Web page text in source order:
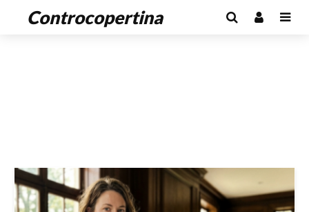
Controcopertina